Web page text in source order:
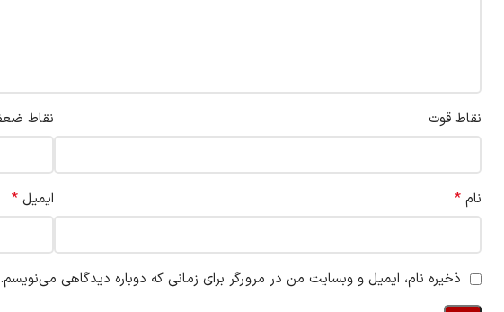
نقاط قوت نقاط
نام * ایمیل *
ذخیره نام، ایمیل و وبسایت من در مرورگر برای زمانی که دوباره دیدگاهی می‌نویسم.